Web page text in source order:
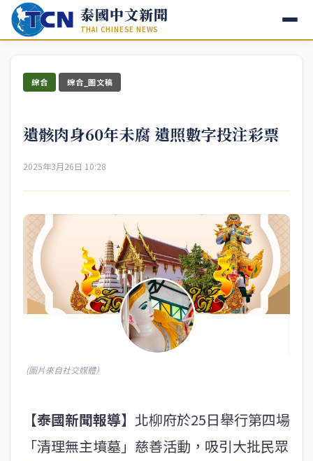
泰國中文新聞
THAI CHINESE NEWS
綜合 綜合_圖文稿
遺骸肉身60年未腐 遺照數字投注彩票
2025年3月26日 10:28
(圖片來自社交媒體）
【泰國新聞報導】 北柳府於25日舉行第四場
「清理無主墳墓」慈善活動，吸引大批民眾